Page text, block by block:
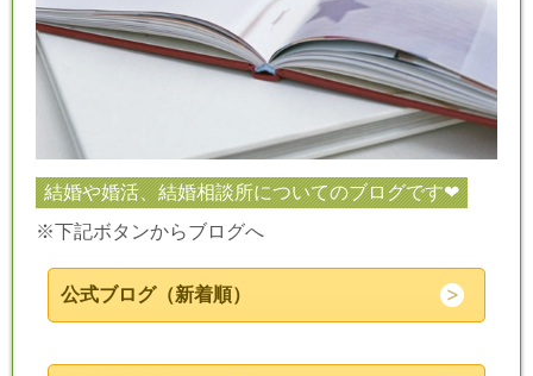
結婚や婚活、結婚相談所についてのブログです❤
※下記ボタンからブログへ
公式ブログ（新着順）